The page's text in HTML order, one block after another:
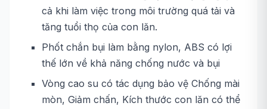
cả khi làm việc trong môi trường quá tải và
tăng tuổi thọ của con lăn.
Phốt chắn bụi làm bằng nylon, ABS có lợi
thế lớn về khả năng chống nước và bụi
Vòng cao su có tác dụng bảo vệ Chống mài
mòn, Giảm chấn, Kích thước con lăn có thể